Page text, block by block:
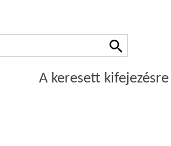
A keresett